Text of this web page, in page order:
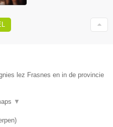
lez Frasnes en in de provincie
▼
)